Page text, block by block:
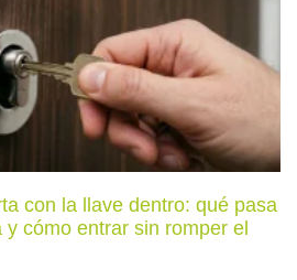
con la llave dentro: qué pasa
cómo entrar sin romper el